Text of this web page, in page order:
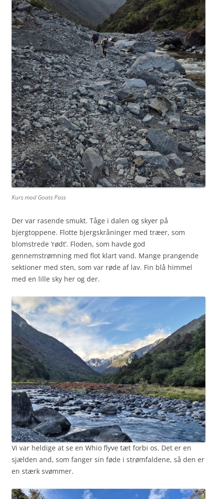
Kurs mod Goats Pass
Der var rasende smukt. Tåge i dalen og skyer på
bjergtoppene. Flotte bjergskråninger med træer, som
blomstrede ‘rødt’. Floden, som havde god
gennemstrømning med flot klart vand. Mange prangende
sektioner med sten, som var røde af lav. Fin blå himmel
med en lille sky her og der.
Vi var heldige at se en Whio flyve tæt forbi os. Det er en
sjælden and, som fanger sin føde i strømfaldene, så den er
en stærk svømmer.